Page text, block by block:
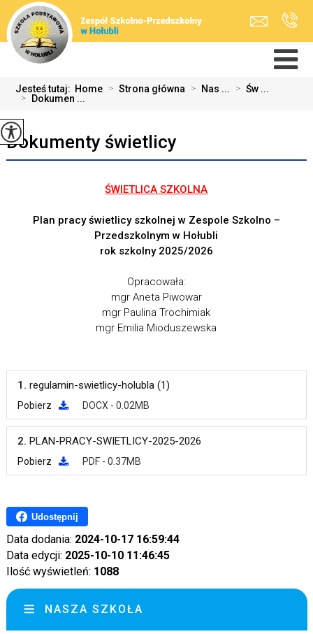
Jesteś tutaj: Home > Strona główna > Nas ... > Św ...
> Dokumen ...
Dokumenty świetlicy
ŚWIETLICA SZKOLNA
Plan pracy świetlicy szkolnej w Zespole Szkolno –
Przedszkolnym w Hołubli
rok szkolny 2025/2026
Opracowała:
mgr Aneta Piwowar
mgr Paulina Trochimiak
mgr Emilia Mioduszewska
1. regulamin-swietlicy-holubla (1)
Pobierz DOCX - 0.02MB
2. PLAN-PRACY-SWIETLICY-2025-2026
Pobierz PDF - 0.37MB
Udostępnij
Data dodania: 2024-10-17 16:59:44
Data edycji: 2025-10-10 11:46:45
Ilość wyświetleń: 1088
NASZA SZKOŁA